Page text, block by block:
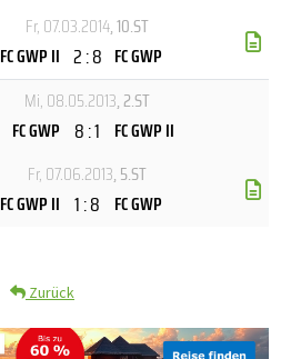
Fr, 07.03.2014, 10.ST
FC GWP II 2 : 8 FC GWP
Mi, 08.05.2013, 2.ST
FC GWP 8 : 1 FC GWP II
Fr, 07.06.2013, 5.ST
FC GWP II 1 : 8 FC GWP
Zurück